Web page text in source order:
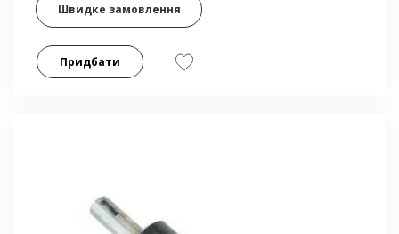
Швидке замовлення
Придбати